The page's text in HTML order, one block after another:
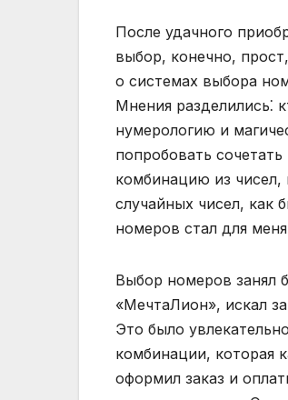
После удачного
выбор, конечно,
о системах выбора
Мнения разделились⁚
нумерологию и
попробовать
комбинацию из
случайных чисел, как
номеров стал для
Выбор номеров занял
«МечтаЛион», искал
Это было
комбинации, которая
оформил заказ и